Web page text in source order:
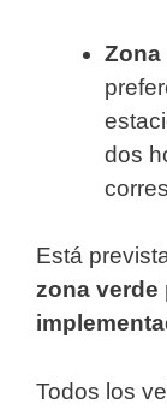
Zona
dos
Está
zona verde
Todos los